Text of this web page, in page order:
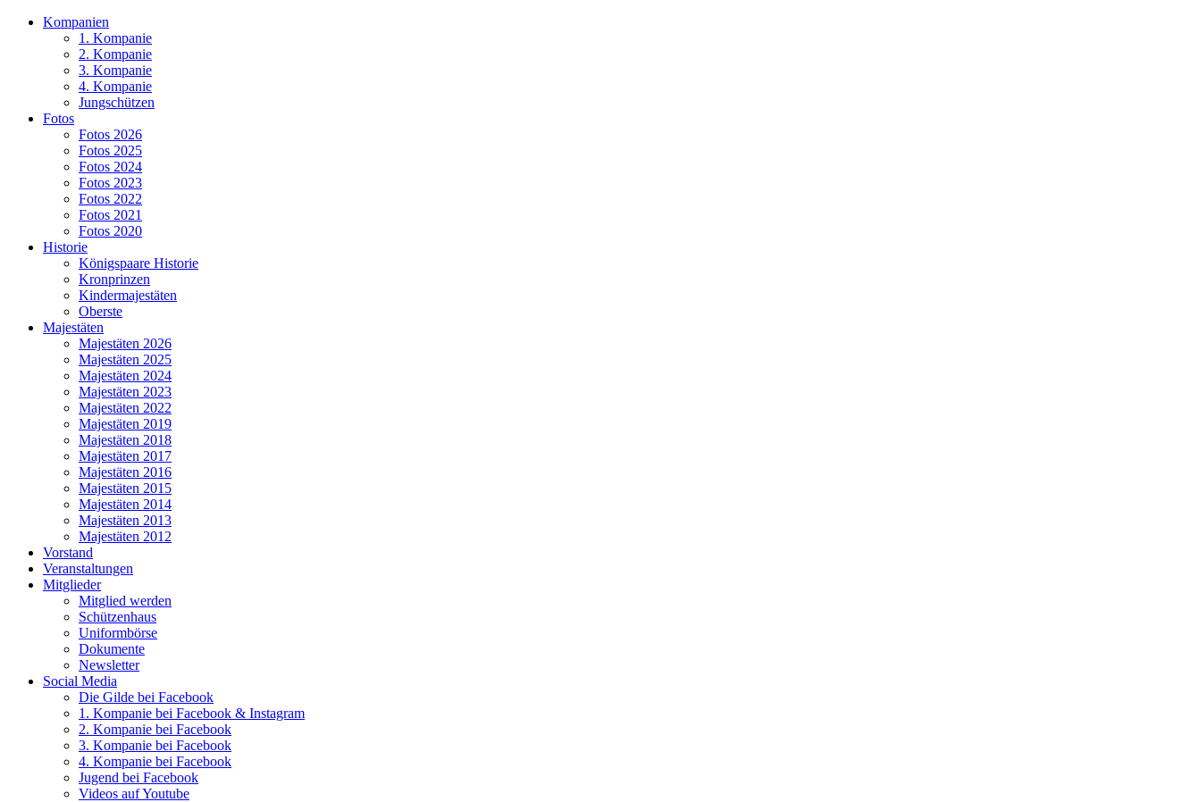
Kompanien
1. Kompanie
2. Kompanie
3. Kompanie
4. Kompanie
Jungschützen
Fotos
Fotos 2026
Fotos 2025
Fotos 2024
Fotos 2023
Fotos 2022
Fotos 2021
Fotos 2020
Historie
Königspaare Historie
Kronprinzen
Kindermajestäten
Oberste
Majestäten
Majestäten 2026
Majestäten 2025
Majestäten 2024
Majestäten 2023
Majestäten 2022
Majestäten 2019
Majestäten 2018
Majestäten 2017
Majestäten 2016
Majestäten 2015
Majestäten 2014
Majestäten 2013
Majestäten 2012
Vorstand
Veranstaltungen
Mitglieder
Mitglied werden
Schützenhaus
Uniformbörse
Dokumente
Newsletter
Social Media
Die Gilde bei Facebook
1. Kompanie bei Facebook & Instagram
2. Kompanie bei Facebook
3. Kompanie bei Facebook
4. Kompanie bei Facebook
Jugend bei Facebook
Videos auf Youtube